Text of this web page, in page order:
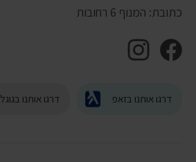
כתובת: המנוף 6 רחובות
דרגו אותנו בזאפ דרגו אותנו בגוגל